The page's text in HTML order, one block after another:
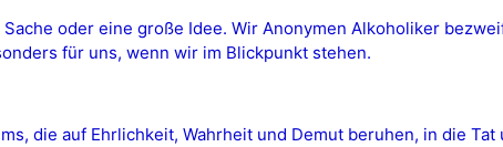
oder eine große Idee. Wir Anonymen Alkoholiker
für uns, wenn wir im Blickpunkt stehen.
die auf Ehrlichkeit, Wahrheit und Demut beruhen, in die Tat